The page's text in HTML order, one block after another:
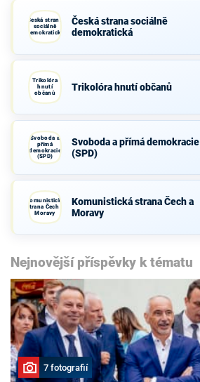
Česká strana
sociálně
demokratická
Česká strana sociálně
demokratická
Trikolóra
hnutí
občanů
Trikolóra hnutí občanů
Svoboda a
přímá
demokracie
(SPD)
Svoboda a přímá demokracie
(SPD)
Komunistická
strana Čech a
Moravy
Komunistická strana Čech a
Moravy
Nejnovější příspěvky k tématu
7 fotografií